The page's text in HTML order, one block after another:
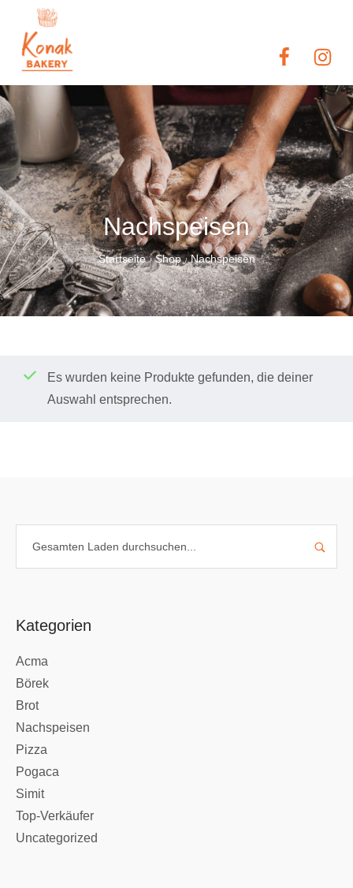
Nachspeisen
Startseite / Shop / Nachspeisen
Es wurden keine Produkte gefunden, die deiner
Auswahl entsprechen.
Kategorien
Acma
Börek
Brot
Nachspeisen
Pizza
Pogaca
Simit
Top-Verkäufer
Uncategorized